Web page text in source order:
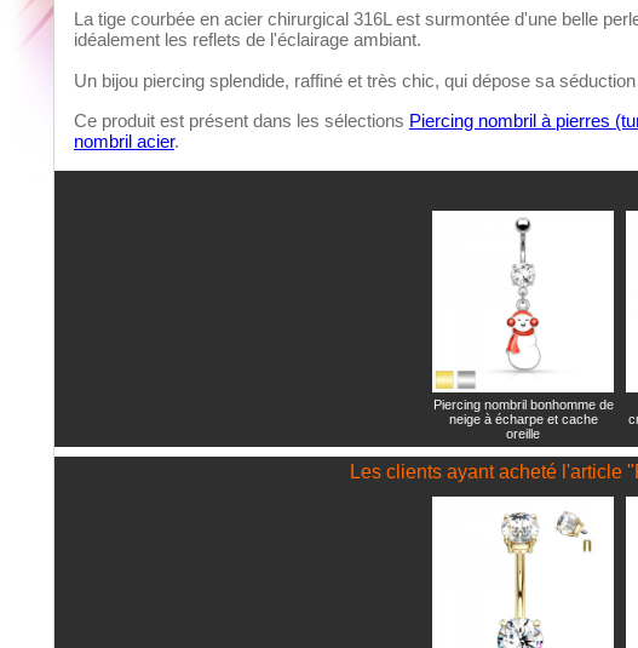
La tige courbée en acier chirurgical 316L est surmontée d'une belle
idéalement les reflets de l'éclairage ambiant.
Un bijou piercing splendide, raffiné et très chic, qui dépose sa
Ce produit est présent dans les sélections Piercing nombril à pierres
nombril acier.
Piercing nombril bonhomme de
neige à écharpe et cache
oreille
Les clients ayant acheté l'article